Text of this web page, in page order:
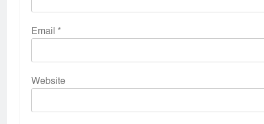
Email *
Website